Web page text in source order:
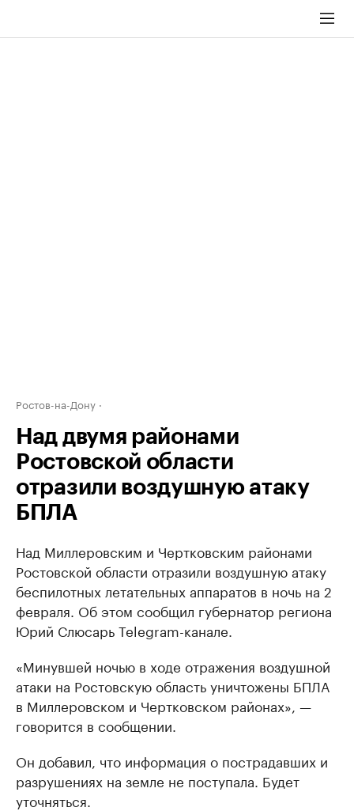
Ростов-на-Дону
Над двумя районами
Ростовской области
отразили воздушную атаку
БПЛА
Над Миллеровским и Чертковским районами
Ростовской области отразили воздушную атаку
беспилотных летательных аппаратов в ночь на 2
февраля. Об этом сообщил губернатор региона
Юрий Слюсарь Telegram-канале.
«Минувшей ночью в ходе отражения воздушной
атаки на Ростовскую область уничтожены БПЛА
в Миллеровском и Чертковском районах», —
говорится в сообщении.
Он добавил, что информация о пострадавших и
разрушениях на земле не поступала. Будет
уточняться.